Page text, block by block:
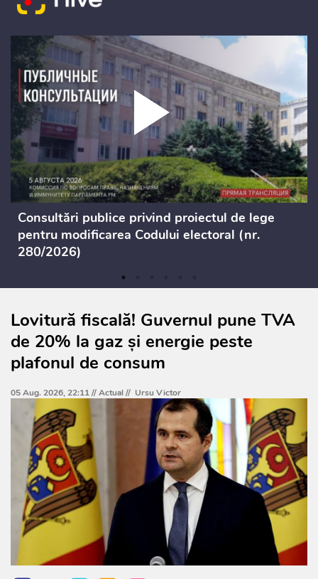
Consultări publice privind proiectul de lege
pentru modificarea Codului electoral (nr.
280/2026)
Lovitură fiscală! Guvernul pune TVA
de 20% la gaz și energie peste
plafonul de consum
05 Aug. 2026, 22:11 //Actual// Ursu Victor